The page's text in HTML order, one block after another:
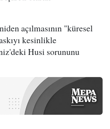
açılmasının "küresel
kesinlikle
Husi sorununu